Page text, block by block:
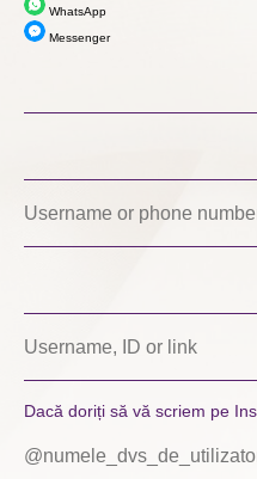
WhatsApp
Messenger
Dacă doriți să vă scriem pe